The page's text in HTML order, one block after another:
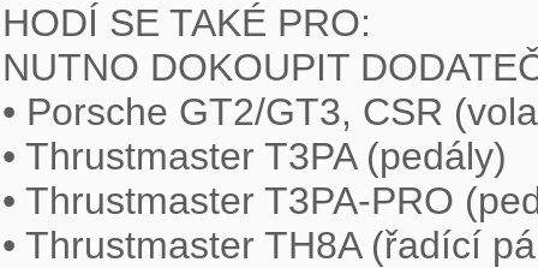
HODÍ SE TAKÉ PRO:
NUTNO DOKOUPIT
• Porsche GT2/GT3, CSR
• Thrustmaster T3PA (pedály)
• Thrustmaster T3PA-PRO
• Thrustmaster TH8A (řadící